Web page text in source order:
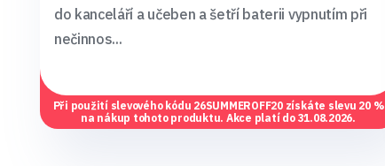
do kanceláří a učeben a šetří baterii vypnutím při
nečinnos...
Při použití slevového kódu 26SUMMEROFF20 získáte slevu 20 %
na nákup tohoto produktu. Akce platí do 31.08.2026.